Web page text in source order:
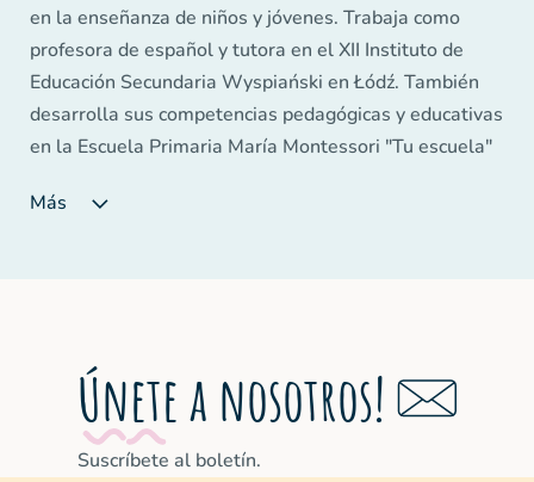
en la enseñanza de niños y jóvenes. Trabaja como
profesora de español y tutora en el XII Instituto de
Educación Secundaria Wyspiański en Łódź. También
desarrolla sus competencias pedagógicas y educativas
en la Escuela Primaria María Montessori "Tu escuela"
gran pasión y compromiso. Es coordinadora de varios
español.
Más
Únete a nosotros!
Suscríbete al boletín.